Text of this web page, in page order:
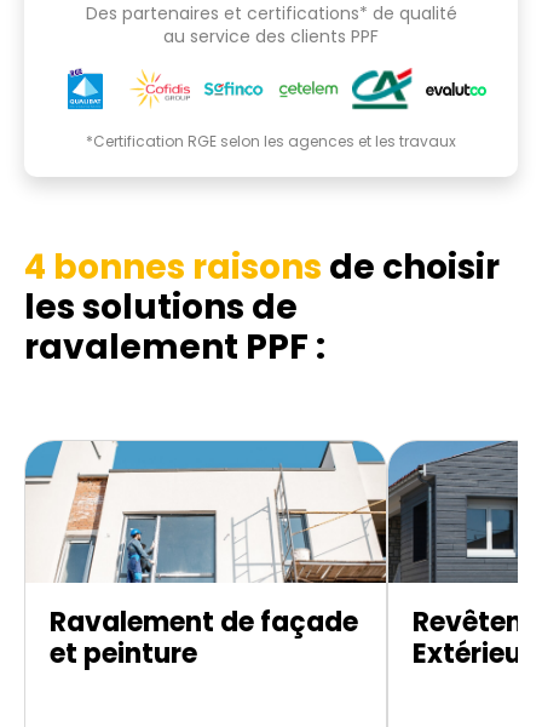
Des partenaires et certifications* de qualité
au service des clients PPF
*Certification RGE selon les agences et les travaux
4 bonnes raisons de choisir
les solutions de
ravalement PPF :
Ravalement de façade
et peinture
Extérieur